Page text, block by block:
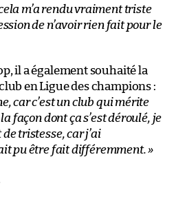
m’a rendu vraiment triste
de n’avoir rien fait pour le
il a également souhaité la
en Ligue des champions :
car c’est un club qui mérite
façon dont ça s’est déroulé, je
tristesse, car j’ai
pu être fait différemment. »